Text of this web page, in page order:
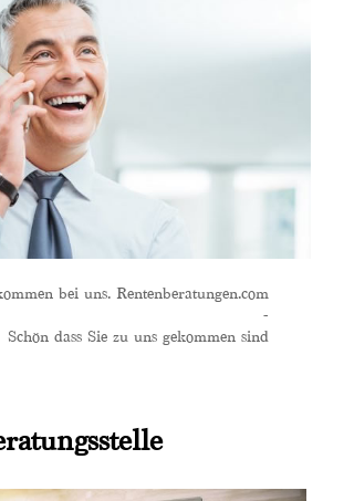
bei uns. Rentenberatungen.com
-
Schön dass Sie zu uns gekommen sind